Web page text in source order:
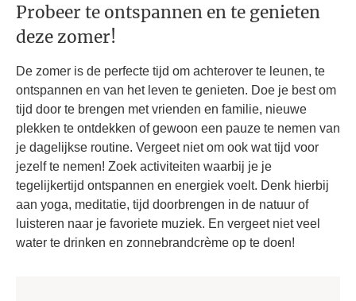
Probeer te ontspannen en te genieten
deze zomer!
De zomer is de perfecte tijd om achterover te leunen, te
ontspannen en van het leven te genieten. Doe je best om
tijd door te brengen met vrienden en familie, nieuwe
plekken te ontdekken of gewoon een pauze te nemen van
je dagelijkse routine. Vergeet niet om ook wat tijd voor
jezelf te nemen! Zoek activiteiten waarbij je je
tegelijkertijd ontspannen en energiek voelt. Denk hierbij
aan yoga, meditatie, tijd doorbrengen in de natuur of
luisteren naar je favoriete muziek. En vergeet niet veel
water te drinken en zonnebrandcrème op te doen!